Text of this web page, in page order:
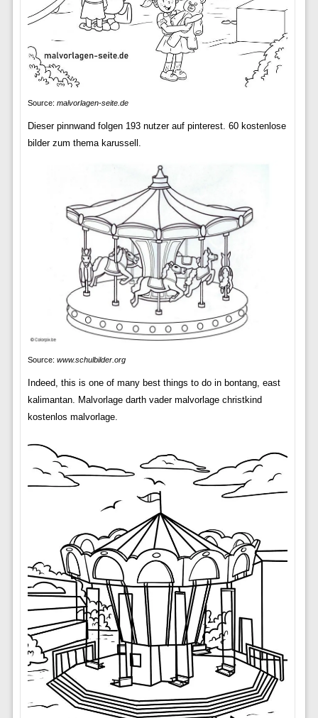
Source: malvorlagen-seite.de
Dieser pinnwand folgen 193 nutzer auf pinterest. 60 kostenlose
bilder zum thema karussell.
Source: www.schulbilder.org
Indeed, this is one of many best things to do in bontang, east
kalimantan. Malvorlage darth vader malvorlage christkind
kostenlos malvorlage.